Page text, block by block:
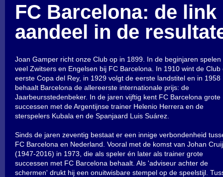
FC Barcelona: de link
aandeel in de
Joan Gamper richt onze Club op in 1899. In de beginjaren spelen
veel Zwitsers en Engelsen bij FC Barcelona. In 1910 wint de Club
eerste Copa del Rey, in 1929 volgt de eerste landstitel en in 1958
behaalt Barcelona de allereerste internationale prijs: de
Jaarbeursstedenbeker. In de jaren vijftig kent FC Barcelona grote
successen met de Argentijnse trainer Helenio Herrera en de
sterspelers Kubala en de Spanjaard Luis Suárez.
Sinds de jaren zeventig bestaat er een innige verbondenheid
FC Barcelona en Nederland. Vooral met de komst van Johan
(1947-2016) in 1973, die als speler én later als trainer grote
successen met FC Barcelona behaalt. Als 'adviseur achter de
schermen' drukt hij een onuitwisbare stempel op de speelstijl.